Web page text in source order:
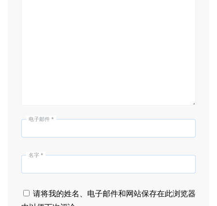
电子邮件 *
名字 *
请将我的姓名、电子邮件和网站保存在此浏览器